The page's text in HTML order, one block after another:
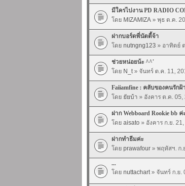
มีใครไปงาน PD RADIO
โดย MIZAMIZA » พุธ ต.ค.
ฝากบอร์ดพี่นัตตี้จ้า
โดย nutngng123 » อาทิตย์
ช่วยหน่อยน้ะ ^^'
โดย N_t» จันทร์ ต.ค. 11,
Faiiamfine : คลับของคนรัก
โดย ยัยบ้า » อังคาร ต.ค. 05,
ฝาก Webboard Rookie bb ค่
โดย aisato » อังคาร ก.ย.
ฝากทำธีมค่ะ
โดย prawafour » พฤหัสฯ. ก.
...
โดย nuttachart» จันทร์ ก.ย.